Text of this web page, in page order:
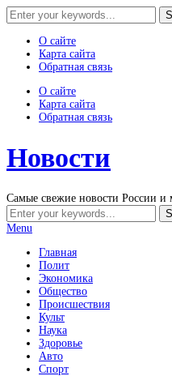
О сайте
Карта сайта
Обратная связь
О сайте
Карта сайта
Обратная связь
Новости
Самые свежие новости России и
Menu
Главная
Полит
Экономика
Общество
Происшествия
Культ
Наука
Здоровье
Авто
Спорт